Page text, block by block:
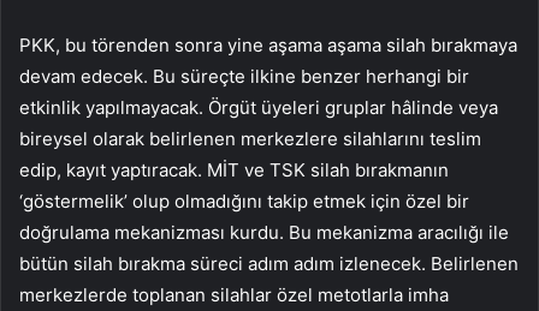
PKK, bu törenden sonra yine aşama aşama silah bırakmaya
devam edecek. Bu süreçte ilkine benzer herhangi bir
etkinlik yapılmayacak. Örgüt üyeleri gruplar hâlinde veya
bireysel olarak belirlenen merkezlere silahlarını teslim
edip, kayıt yaptıracak. MİT ve TSK silah bırakmanın
‘göstermelik’ olup olmadığını takip etmek için özel bir
doğrulama mekanizması kurdu. Bu mekanizma aracılığı ile
bütün silah bırakma süreci adım adım izlenecek. Belirlenen
merkezlerde toplanan silahlar özel metotlarla imha